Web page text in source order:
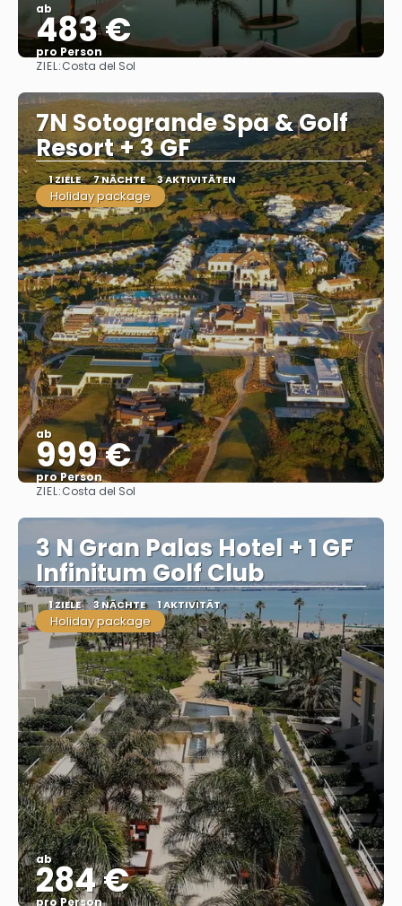
ab
483 €
pro Person
ZIEL:Costa del Sol
7N Sotogrande Spa & Golf
Resort + 3 GF
1 ZIELE 7 NÄCHTE 3 AKTIVITÄTEN
Holiday package
ab
999 €
pro Person
ZIEL:Costa del Sol
3 N Gran Palas Hotel + 1 GF
Infinitum Golf Club
1 ZIELE 3 NÄCHTE 1 AKTIVITÄT
Holiday package
ab
284 €
pro Person